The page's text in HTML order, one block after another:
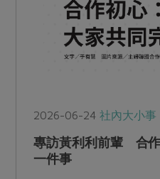
2026-06-24社內大小事
專訪黃利利前輩 合
一件事